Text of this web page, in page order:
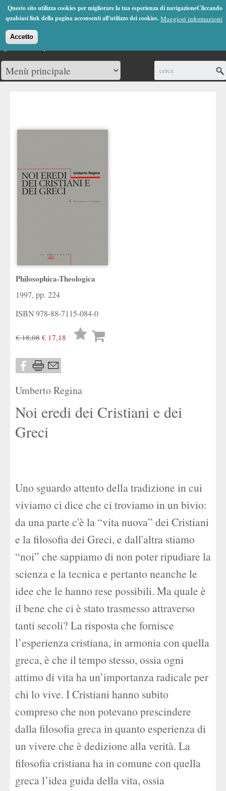
Questo sito utilizza cookies per migliorare la tua esperienza di navigazioneCliccando
qualsiasi link della pagina acconsenti all'utilizzo dei cookies.Maggiori informazioni
Accetto
Jump to Navigation
(0)
Philosophica-Theologica
1997, pp. 224
ISBN978-88-7115-084-0
€ 18,08 € 17,18
Lista
Umberto Regina
Noi eredi dei Cristiani e dei
Greci
Uno sguardo attento della tradizione in cui
viviamo ci dice che ci troviamo in un bivio:
da una parte c'è la “vita nuova” dei Cristiani
e la filosofia dei Greci, e dall'altra stiamo
“noi” che sappiamo di non poter ripudiare la
scienza e la tecnica e pertanto neanche le
idee che le hanno rese possibili. Ma quale è
il bene che ci è stato trasmesso attraverso
tanti secoli? La risposta che fornisce
l’esperienza cristiana, in armonia con quella
greca, è che il tempo stesso, ossia ogni
attimo di vita ha un’importanza radicale per
chi lo vive. I Cristiani hanno subito
compreso che non potevano prescindere
dalla filosofia greca in quanto esperienza di
un vivere che è dedizione alla verità. La
filosofia cristiana ha in comune con quella
greca l’idea guida della vita, ossia